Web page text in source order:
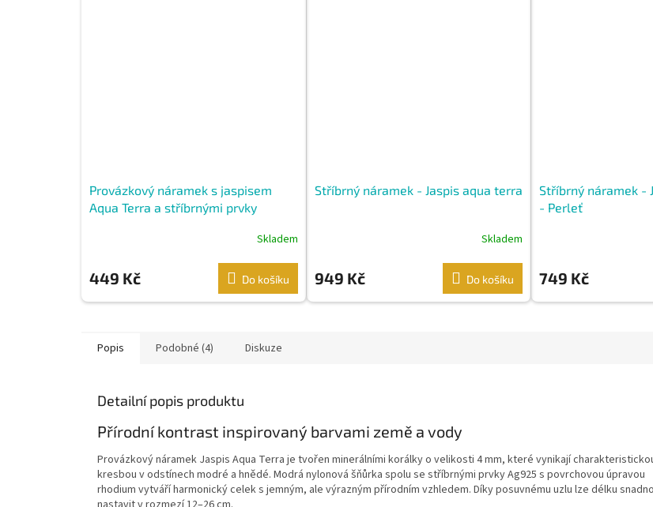
Provázkový náramek s jaspisem
Aqua Terra a stříbrnými prvky
Skladem
449 Kč Do košíku
Stříbrný náramek - Jaspis aqua terra
Skladem
949 Kč Do košíku
Stříbrný náramek -
- Perleť
749 Kč
Popis Podobné (4) Diskuze
Detailní popis produktu
Přírodní kontrast inspirovaný barvami země a vody
Provázkový náramek Jaspis Aqua Terra je tvořen minerálními korálky o velikosti 4 mm, které vynikají
kresbou v odstínech modré a hnědé. Modrá nylonová šňůrka spolu se stříbrnými prvky Ag925 s povrchovou úpravou
rhodium vytváří harmonický celek s jemným, ale výrazným přírodním vzhledem. Díky posuvnému uzlu lze délku snadno